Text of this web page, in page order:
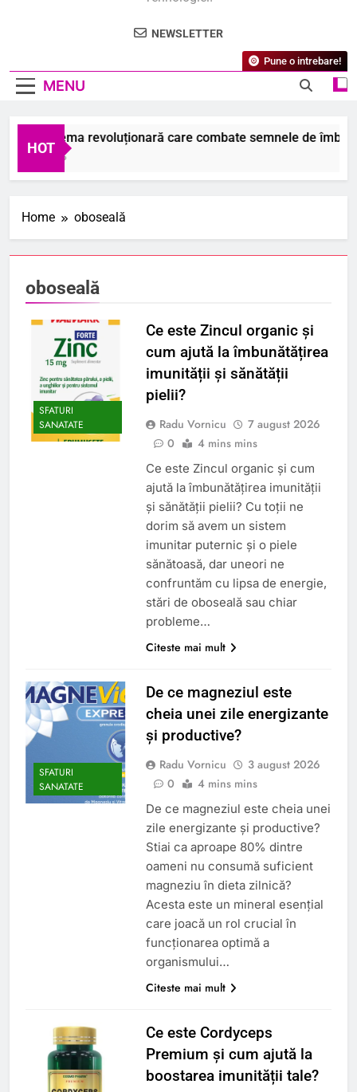
NEWSLETTER
MENU
Pune o intrebare!
HOT
crema revoluționară care combate semnele de
2026
Home oboseală
oboseală
SFATURI
SANATATE
Ce este Zincul organic și
cum ajută la îmbunătățirea
imunității și sănătății
pielii?
Radu Vornicu
7 august 2026
0
4 mins mins
Ce este Zincul organic și cum
ajută la îmbunătățirea imunității
și sănătății pielii? Cu toții ne
dorim să avem un sistem
imunitar puternic și o piele
sănătoasă, dar uneori ne
confruntăm cu lipsa de energie,
stări de oboseală sau chiar
probleme…
Citeste mai mult
SFATURI
SANATATE
De ce magneziul este
cheia unei zile energizante
și productive?
Radu Vornicu
3 august 2026
0
4 mins mins
De ce magneziul este cheia unei
zile energizante și productive?
Stiai ca aproape 80% dintre
oameni nu consumă suficient
magneziu în dieta zilnică?
Acesta este un mineral esențial
care joacă un rol crucial în
funcționarea optimă a
organismului…
Citeste mai mult
Ce este Cordyceps
Premium și cum ajută la
boostarea imunității tale?